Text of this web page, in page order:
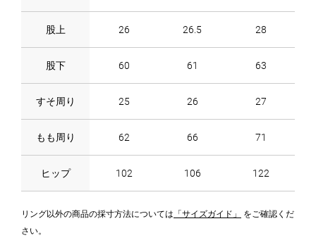
股上
股下
すそ周り
もも周り
ヒップ
26
60
25
62
102
26.5
61
26
66
106
28
63
27
71
122
リング以外の商品の採寸方法については 「サイズガイド」
をご確認くだ
さい。